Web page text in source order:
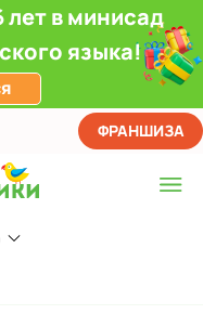
в минисад
языка!
ФРАНШИЗА